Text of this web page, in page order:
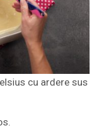
cu ardere sus